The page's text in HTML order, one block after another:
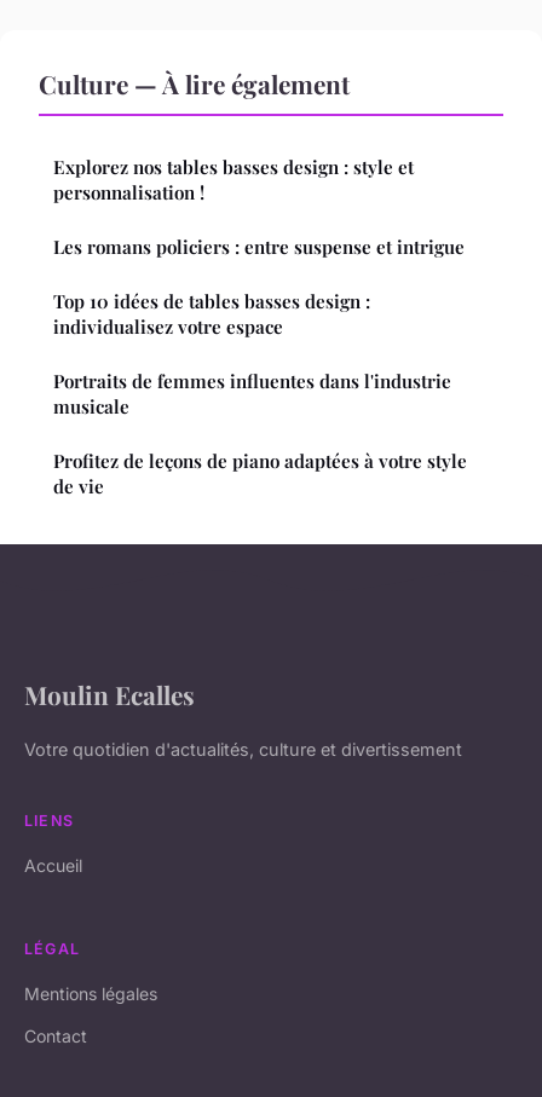
Culture — À lire également
Explorez nos tables basses design : style et
personnalisation !
Les romans policiers : entre suspense et intrigue
Top 10 idées de tables basses design :
individualisez votre espace
Portraits de femmes influentes dans l'industrie
musicale
Profitez de leçons de piano adaptées à votre style
de vie
Moulin Ecalles
Votre quotidien d'actualités, culture et divertissement
LIENS
Accueil
LÉGAL
Mentions légales
Contact